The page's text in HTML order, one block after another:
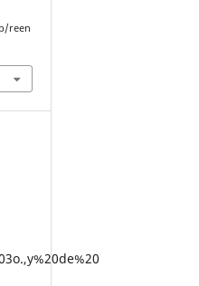
reen